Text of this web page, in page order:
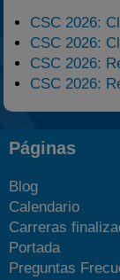
CSC 2026:
CSC 2026:
CSC 2026:
CSC 2026:
Páginas
Blog
Calendario
Carreras
Portada
Preguntas